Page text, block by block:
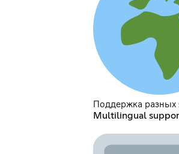
Поддержка разных
Multilingual